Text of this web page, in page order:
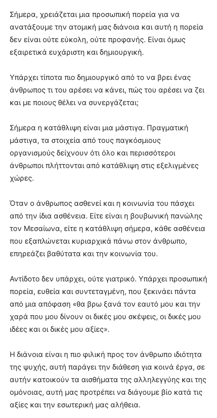
Σήμερα, χρειάζεται μια προσωπική πορεία για να
ανατάξουμε την ατομική μας διάνοια και αυτή η πορεία
δεν είναι ούτε εύκολη, ούτε προφανής. Είναι όμως
εξαιρετικά ευχάριστη και δημιουργική.
Υπάρχει τίποτα πιο δημιουργικό από το να βρει ένας
άνθρωπος τι του αρέσει να κάνει, πώς του αρέσει να ζει
και με ποιους θέλει να συνεργάζεται;
Σήμερα η κατάθλιψη είναι μια μάστιγα. Πραγματική
μάστιγα, τα στοιχεία από τους παγκόσμιους
οργανισμούς δείχνουν ότι όλο και περισσότεροι
άνθρωποι πλήττονται από κατάθλιψη στις εξελιγμένες
χώρες.
Όταν ο άνθρωπος ασθενεί και η κοινωνία του πάσχει
από την ίδια ασθένεια. Είτε είναι η βουβωνική πανώλης
τον Μεσαίωνα, είτε η κατάθλιψη σήμερα, κάθε ασθένεια
που εξαπλώνεται κυριαρχικά πάνω στον άνθρωπο,
επηρεάζει βαθύτατα και την κοινωνία του.
Αντίδοτο δεν υπάρχει, ούτε γιατρικό. Υπάρχει προσωπική
πορεία, ευθεία και συντεταγμένη, που ξεκινάει πάντα
από μια απόφαση «θα βρω ξανά τον εαυτό μου και την
χαρά που μου δίνουν οι δικές μου σκέψεις, οι δικές μου
ιδέες και οι δικές μου αξίες».
Η διάνοια είναι η πιο φιλική προς τον άνθρωπο ιδιότητα
της ψυχής, αυτή παράγει την διάθεση για κοινά έργα, σε
αυτήν κατοικούν τα αισθήματα της αλληλεγγύης και της
ομόνοιας, αυτή μας προτρέπει να διάγουμε βίο κατά τις
αξίες και την εσωτερική μας αλήθεια.